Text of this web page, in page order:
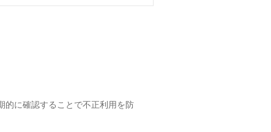
的に確認することで不正利用を防